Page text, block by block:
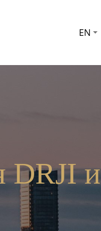
EN
DRJI и